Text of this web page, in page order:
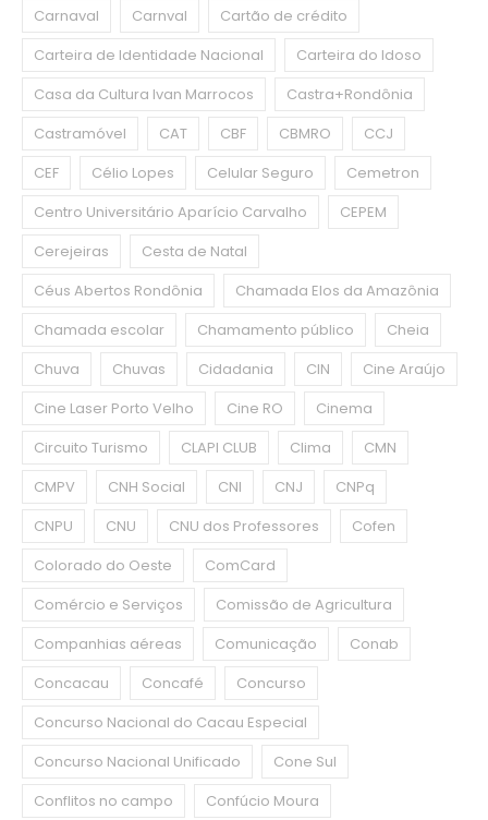
Carnaval
Carnval
Cartão de crédito
Carteira de Identidade Nacional
Carteira do Idoso
Casa da Cultura Ivan Marrocos
Castra+Rondônia
Castramóvel
CAT CBF CBMRO
CCJ
CEF
Célio Lopes Celular Seguro
Cemetron
Centro Universitário Aparício Carvalho
CEPEM
Cerejeiras
Cesta de Natal
Céus Abertos Rondônia
Chamada Elos da Amazônia
Chamada escolar
Chamamento público
Cheia
Chuva
Chuvas Cidadania CIN
Cine Araújo
Cine Laser Porto Velho
Cine RO
Cinema
Circuito Turismo
CLAPI CLUB Clima
CMN
CMPV
CNH Social CNI CNJ
CNPq
CNPU
CNU CNU dos Professores
Cofen
Colorado do Oeste
ComCard
Comércio e Serviços
Comissão de Agricultura
Companhias aéreas
Comunicação
Conab
Concacau
Concafé
Concurso
Concurso Nacional do Cacau Especial
Concurso Nacional Unificado
Cone Sul
Conflitos no campo
Confúcio Moura